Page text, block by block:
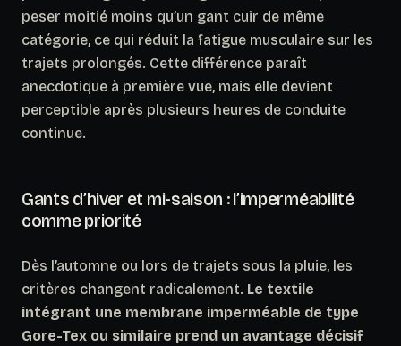
peser moitié moins qu’un gant cuir de même
catégorie, ce qui réduit la fatigue musculaire sur les
trajets prolongés. Cette différence paraît
anecdotique à première vue, mais elle devient
perceptible après plusieurs heures de conduite
continue.
Gants d’hiver et mi-saison : l’imperméabilité
comme priorité
Dès l’automne ou lors de trajets sous la pluie, les
critères changent radicalement. Le textile
intégrant une membrane imperméable de type
Gore-Tex ou similaire prend un avantage décisif